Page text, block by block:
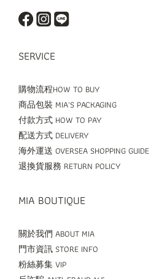
SERVICE
購物流程HOW TO BUY
商品包裝 MIA'S PACKAGING
付款方式 HOW TO PAY
配送方式 DELIVERY
海外運送 OVERSEA SHOPPING GUIDE
退換貨服務 RETURN POLICY
MIA BOUTIQUE
關於我們 ABOUT MIA
門市資訊 STORE INFO
粉絲募集 VIP